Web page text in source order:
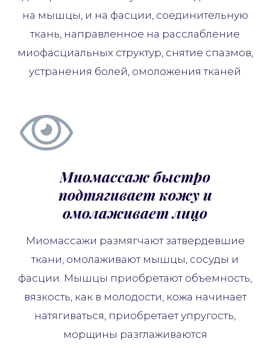
на мышцы, и на фасции, соединительную
ткань, направленное на расслабление
миофасциальных структур, снятие спазмов,
устранения болей, омоложения тканей
Миомассаж быстро
подтягивает кожу и
омолаживает лицо
Миомассажи размягчают затвердевшие
ткани, омолаживают мышцы, сосуды и
фасции. Мышцы приобретают объемность,
вязкость, как в молодости, кожа начинает
натягиваться, приобретает упругость,
морщины разглаживаются